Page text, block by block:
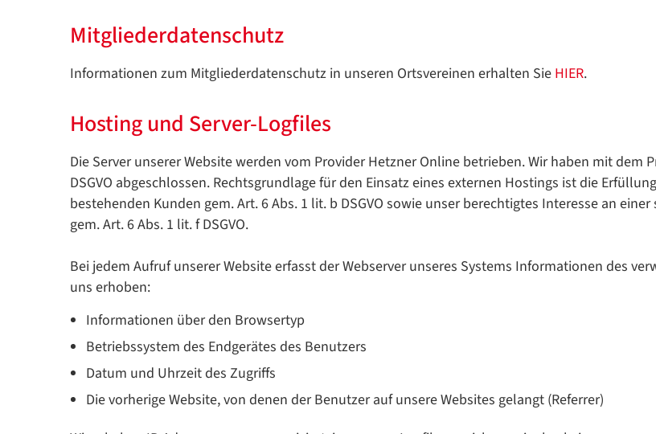
Mitgliederdatenschutz
Informationen zum Mitgliederdatenschutz in unseren Ortsvereinen erhalten Sie HIER.
Hosting und Server-Logfiles
Die Server unserer Website werden vom Provider Hetzner Online betrieben. Wir haben mit dem
DSGVO abgeschlossen. Rechtsgrundlage für den Einsatz eines externen Hostings ist die
bestehenden Kunden gem. Art. 6 Abs. 1 lit. b DSGVO sowie unser berechtigtes Interesse an
gem. Art. 6 Abs. 1 lit. f DSGVO.
Bei jedem Aufruf unserer Website erfasst der Webserver unseres Systems Informationen des
uns erhoben:
Informationen über den Browsertyp
Betriebssystem des Endgerätes des Benutzers
Datum und Uhrzeit des Zugriffs
Die vorherige Website, von denen der Benutzer auf unsere Websites gelangt (Referrer)